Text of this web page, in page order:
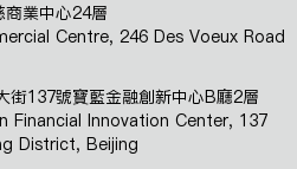
業中心24層
Centre, 246 Des Voeux Road
街137號寶藍金融創新中心B廳2層
Financial Innovation Center, 137
District, Beijing